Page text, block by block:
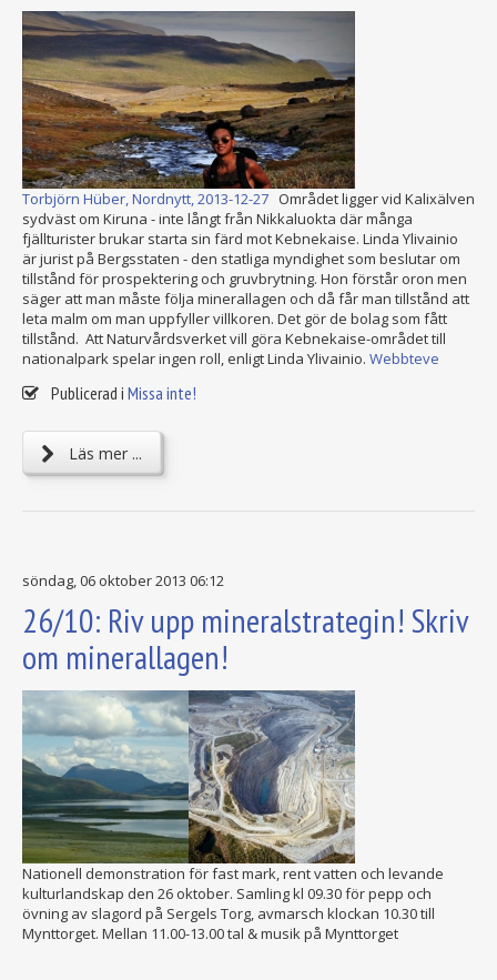
Torbjörn Hüber, Nordnytt, 2013-12-27 Området ligger vid Kalixälven
sydväst om Kiruna - inte långt från Nikkaluokta där många
fjällturister brukar starta sin färd mot Kebnekaise. Linda Ylivainio
är jurist på Bergsstaten - den statliga myndighet som beslutar om
tillstånd för prospektering och gruvbrytning. Hon förstår oron men
säger att man måste följa minerallagen och då får man tillstånd att
leta malm om man uppfyller villkoren. Det gör de bolag som fått
tillstånd. Att Naturvårdsverket vill göra Kebnekaise-området till
nationalpark spelar ingen roll, enligt Linda Ylivainio. Webbteve
Publicerad i Missa inte!
Läs mer ...
söndag, 06 oktober 2013 06:12
26/10: Riv upp mineralstrategin! Skriv
om minerallagen!
Nationell demonstration för fast mark, rent vatten och levande
kulturlandskap den 26 oktober. Samling kl 09.30 för pepp och
övning av slagord på Sergels Torg, avmarsch klockan 10.30 till
Mynttorget. Mellan 11.00-13.00 tal & musik på Mynttorget